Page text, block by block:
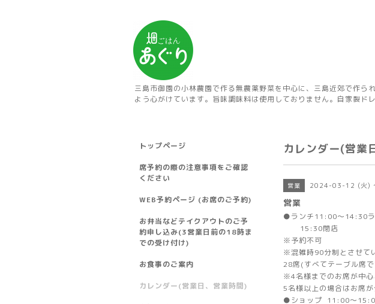
三島市御園の小林農園で作る無農薬野菜を中心に、三島近郊で作
よう心がけています。旨味調味料は使用しておりません。自家製ド
カレンダー(営業
営業 2024-03-12 (火)
営業
●ランチ11:00～14:30ラ
15:30閉店
※予約不可
※混雑時90分制とさせて
28席(すべてテーブル席
※4名様までのお席が中心
5名様以上の場合はお席
●ショップ 11:00～
トップページ
席予約の際の注意事項をご確認
ください
WEB予約ページ (お席のご予約)
お弁当などテイクアウトのご予
約申し込み(3営業日前の18時ま
での受け付け)
お食事のご案内
カレンダー(営業日、営業時間)